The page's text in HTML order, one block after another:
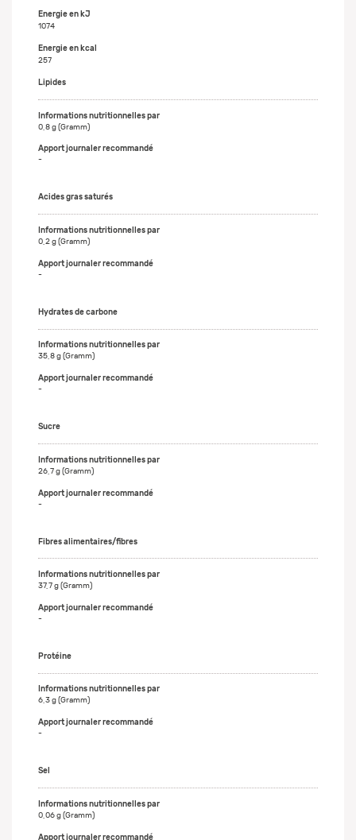
Energie en kJ
1074
Energie en kcal
257
Lipides
0,8 g (Gramm)
-
Acides gras saturés
0,2 g (Gramm)
-
Hydrates de carbone
35,8 g (Gramm)
-
Sucre
26,7 g (Gramm)
-
Fibres alimentaires/fibres
37,7 g (Gramm)
-
Protéine
6,3 g (Gramm)
-
Sel
0,06 g (Gramm)